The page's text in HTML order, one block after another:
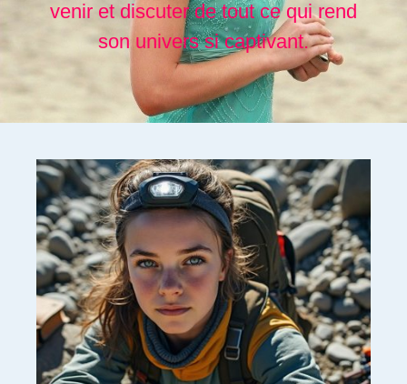
venir et discuter de tout ce qui rend
son univers si captivant.